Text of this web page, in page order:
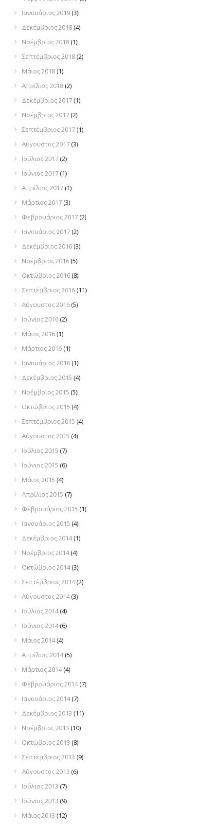
Ιανουάριος 2019(3)
Δεκέμβριος 2018(4)
Νοέμβριος 2018(1)
Σεπτέμβριος 2018(2)
Μάιος 2018(1)
Απρίλιος 2018(2)
Δεκέμβριος 2017(1)
Νοέμβριος 2017(2)
Σεπτέμβριος 2017(1)
Αύγουστος 2017(3)
Ιούλιος 2017(2)
Ιούνιος 2017(1)
Απρίλιος 2017(1)
Μάρτιος 2017(3)
Φεβρουάριος 2017(2)
Ιανουάριος 2017(2)
Δεκέμβριος 2016(3)
Νοέμβριος 2016(5)
Οκτώβριος 2016(8)
Σεπτέμβριος 2016(11)
Αύγουστος 2016(5)
Ιούνιος 2016(2)
Μάιος 2016(1)
Μάρτιος 2016(1)
Ιανουάριος 2016(1)
Δεκέμβριος 2015 (4)
Νοέμβριος 2015 (5)
Οκτώβριος 2015 (4)
Σεπτέμβριος 2015 (4)
Αύγουστος 2015 (4)
Ιούλιος 2015 (7)
Ιούνιος 2015 (6)
Μάιος 2015 (4)
Απρίλιος 2015 (7)
Φεβρουάριος 2015 (1)
Ιανουάριος 2015 (4)
Δεκέμβριος 2014(1)
Νοέμβριος 2014(4)
Οκτώβριος 2014(3)
Σεπτέμβριος 2014(2)
Αύγουστος 2014(3)
Ιούλιος 2014(4)
Ιούνιος 2014(6)
Μάιος 2014(4)
Απρίλιος 2014(5)
Μάρτιος 2014(4)
Φεβρουάριος 2014(7)
Ιανουάριος 2014(7)
Δεκέμβριος 2013 (11)
Νοέμβριος 2013 (10)
Οκτώβριος 2013 (8)
Σεπτέμβριος 2013 (9)
Αύγουστος 2013 (6)
Ιούλιος 2013 (7)
Ιούνιος 2013 (9)
Μάιος 2013 (12)